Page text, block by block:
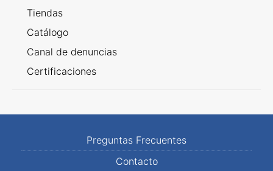
Tiendas
Catálogo
Canal de denuncias
Certificaciones
Preguntas Frecuentes
Contacto